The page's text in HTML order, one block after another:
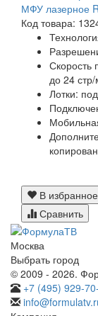
МФУ лазерное
Код товара:
Скорость
до 24
Лотки:
В избранное
Сравнить
Москва
Выбрать город
© 2009 - 2026.
+7 (495) 929-